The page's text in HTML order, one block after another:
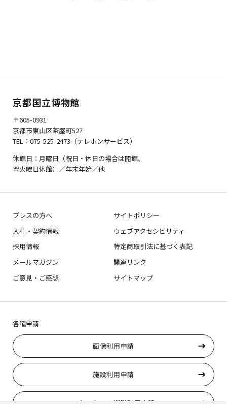
京都国立博物館
〒605-0931
京都市東山区茶屋町527
TEL：075-525-2473（テレホンサービス）
休館日 ：月曜日（祝日・休日の場合は開館、
翌火曜日休館）／年末年始／他
プレスの方へ
サイトポリシー
入札・契約情報
ウェブアクセシビリティ
採用情報
特定商取引法に基づく表記
メールマガジン
関連リンク
ご意見・ご感想
サイトマップ
各種申請
画像利用申請
施設利用申請